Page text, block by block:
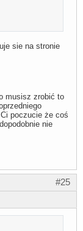
sie na stronie
musisz zrobić to
poczucie że coś
nie
#25